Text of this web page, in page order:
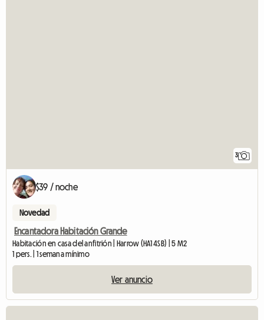
3
$39 / noche
Novedad
Encantadora Habitación Grande
Habitación en casa del anfitrión | Harrow (HA1 4SB) | 5 M2
1 pers. | 1 semana mínimo
Ver anuncio